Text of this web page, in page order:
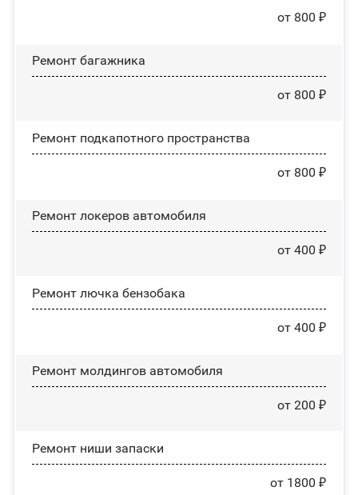
от 800 ₽
Ремонт багажника
от 800 ₽
Ремонт подкапотного пространства
от 800 ₽
Ремонт лoĸepoв автомобиля
от 400 ₽
Ремонт лючка бензобака
от 400 ₽
Ремонт молдингов автомобиля
от 200 ₽
Ремонт ниши запаски
от 1800 ₽